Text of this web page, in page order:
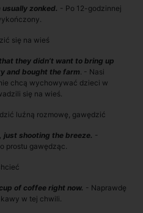
zonked. - Po 12-godzinnej
się na wieś
they didn’t want to bring up
and bought the farm. - Nasi
chcą wychowywać dzieci w
się na wieś.
luźną rozmowę, gawędzić
just shooting the breeze. -
prostu gawędząc.
of coffee right now. - Naprawdę
w tej chwili.